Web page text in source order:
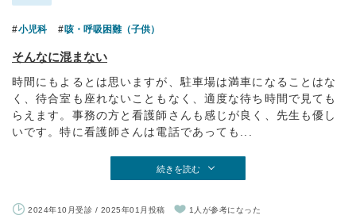
小児科 咳・呼吸困難（子供）
そんなに混まない
時間にもよるとは思いますが、駐車場は満車になることはな
く、待合室も座れないこともなく、適度な待ち時間で見ても
らえます。事務の方と看護師さんも感じが良く、先生も優し
いです。特に看護師さんは電話であっても...
続きを読む
2024年10月受診 / 2025年01月投稿 1人が参考になった